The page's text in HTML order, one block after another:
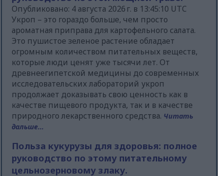
Опубликовано: 4 августа 2026 г. в 13:45:10 UTC
Укроп – это гораздо больше, чем просто
ароматная приправа для картофельного салата.
Это пушистое зеленое растение обладает
огромным количеством питательных веществ,
которые люди ценят уже тысячи лет. От
древнеегипетской медицины до современных
исследовательских лабораторий укроп
продолжает доказывать свою ценность как в
качестве пищевого продукта, так и в качестве
природного лекарственного средства. Читать
дальше...
Польза кукурузы для здоровья: полное
руководство по этому питательному
цельнозерновому злаку.